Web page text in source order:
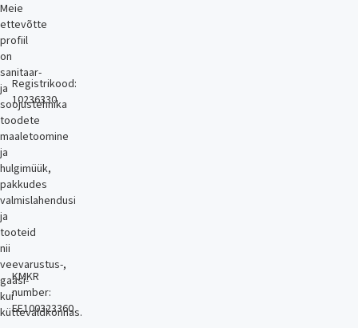
Meie
ettevõtte
profiil
on
sanitaar-
ja
soojustehnika
toodete
maaletoomine
ja
hulgimüük,
pakkudes
valmislahendusi
ja
tooteid
nii
veevarustus-,
gaasi-
kui
küttevaldkonnas.
Registrikood:
10236330
KMKR
number:
EE100323360